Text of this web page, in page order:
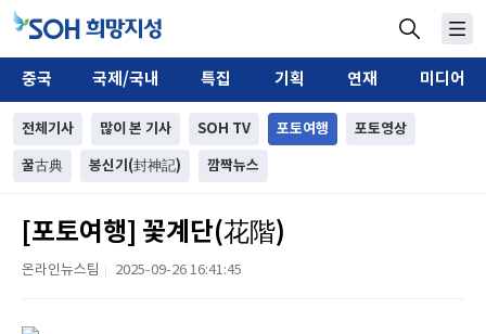
중국 국제/국내 특집 기획 연재 미디어
전체기사 많이 본 기사 SOH TV 포토여행 포토영상
꿀古典 봉신기(封神記) 깜짝뉴스
[포토여행] 꽃계단(花階)
온라인뉴스팀 2025-09-26 16:41:45